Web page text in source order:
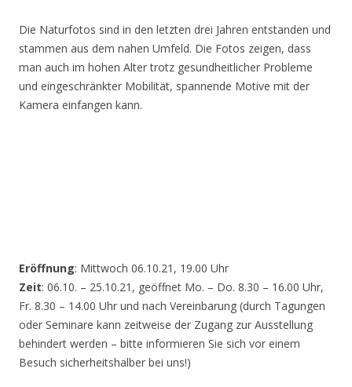
Die Naturfotos sind in den letzten drei Jahren entstanden und
stammen aus dem nahen Umfeld. Die Fotos zeigen, dass
man auch im hohen Alter trotz gesundheitlicher Probleme
und eingeschränkter Mobilität, spannende Motive mit der
Kamera einfangen kann.
Eröffnung: Mittwoch 06.10.21, 19.00 Uhr
Zeit: 06.10. – 25.10.21, geöffnet Mo. – Do. 8.30 – 16.00 Uhr,
Fr. 8.30 – 14.00 Uhr und nach Vereinbarung (durch Tagungen
oder Seminare kann zeitweise der Zugang zur Ausstellung
behindert werden – bitte informieren Sie sich vor einem
Besuch sicherheitshalber bei uns!)